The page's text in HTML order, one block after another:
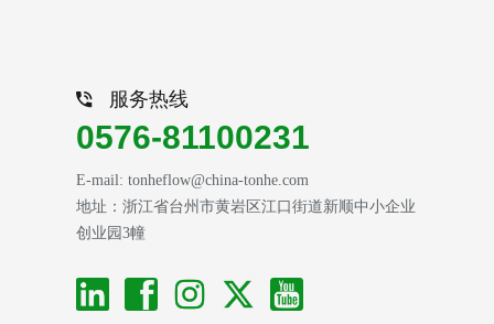
服务热线
0576-81100231
E-mail: tonheflow@china-tonhe.com
地址：浙江省台州市黄岩区江口街道新顺中小企业
创业园3幢